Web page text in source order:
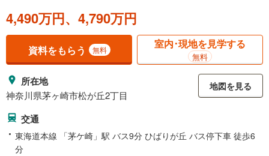
4,490万円、4,790万円
資料をもらう 無料 室内･現地を見学する
無料
所在地
神奈川県茅ヶ崎市松が丘2丁目
地図を見る
交通
東海道本線 「茅ケ崎」駅 バス9分 ひばりが丘 バス停下車 徒歩6
分